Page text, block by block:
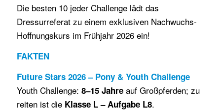
Die besten 10 jeder Challenge lädt das
Dressurreferat zu einem exklusiven Nachwuchs-
Hoffnungskurs im Frühjahr 2026 ein!
FAKTEN
Future Stars 2026 – Pony & Youth Challenge
Youth Challenge: 8–15 Jahreauf Großpferden; zu
reiten ist die Klasse L – Aufgabe L8.